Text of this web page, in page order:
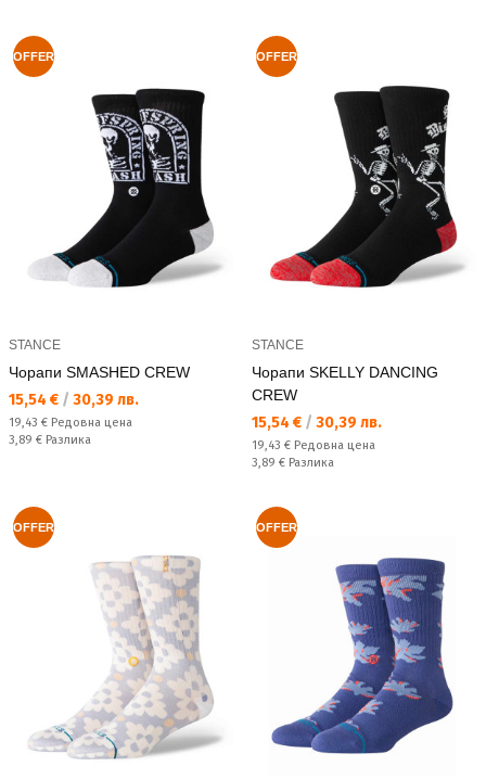
OFFER
STANCE
Чорапи SMASHED CREW
Текуща цена:
15,54 € / 30,39 лв.
Редовна цена:
19,43 € Редовна цена
Спестявате:
3,89 € Разлика
OFFER
STANCE
Чорапи SKELLY DANCING
CREW
Текуща цена:
15,54 € / 30,39 лв.
Редовна цена:
19,43 € Редовна цена
Спестявате:
3,89 € Разлика
OFFER OFFER